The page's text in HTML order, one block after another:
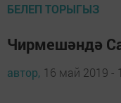
БЕЛЕП ТОРЫГЫЗ
Чирмешәндә
автор, 16 май 2019 -